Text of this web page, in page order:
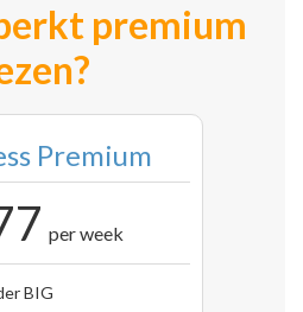
premium
Premium
per week
BIG